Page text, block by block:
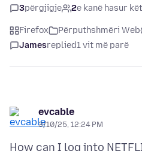
3përgjigje 2e kanë hasur
Firefox Përputhshmëri Web
Jamesreplied1 vit më parë
evcable
3/10/25, 12:24 PM